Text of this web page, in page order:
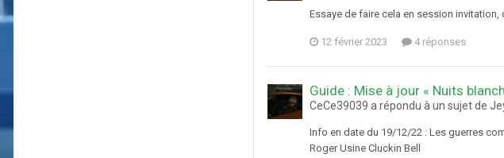
Essaye de faire cela en session invitation,
12 février 2023 4 réponses
Guide : Mise à jour « Nuits
CeCe39039 a répondu à un sujet de
Info en date du 19/12/22 : Les guerres
Roger Usine Cluckin Bell